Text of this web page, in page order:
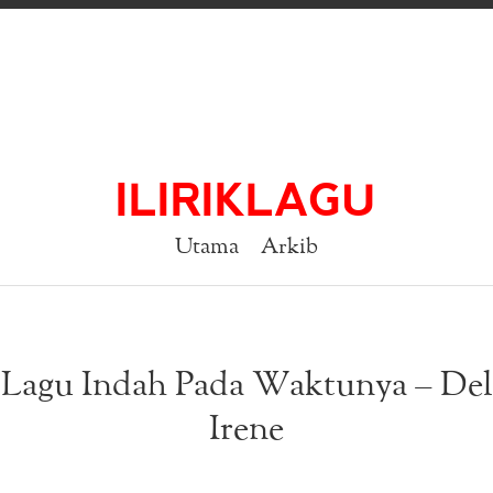
ILIRIKLAGU
Utama Arkib
Indah Pada Waktunya –
Irene